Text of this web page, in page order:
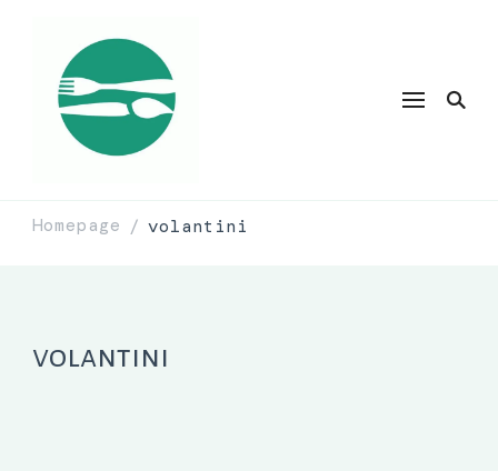
Homepage / volantini
volantini